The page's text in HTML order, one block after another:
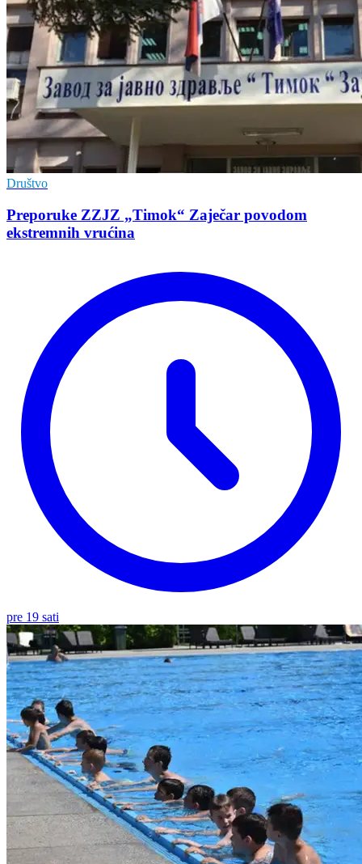
Društvo
Preporuke ZZJZ „Timok“ Zaječar povodom
ekstremnih vrućina
pre 19 sati